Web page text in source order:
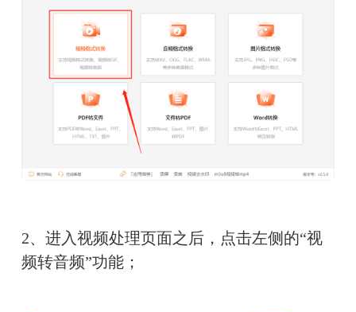
2、进入视频处理页面之后，点击左侧的“视
频转音频”功能；